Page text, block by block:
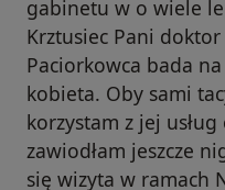
gabinetu w o wiele
Krztusiec Pani
Paciorkowca bada
kobieta. Oby sami
korzystam z jej
zawiodłam jeszcze
się wizyta w ramach